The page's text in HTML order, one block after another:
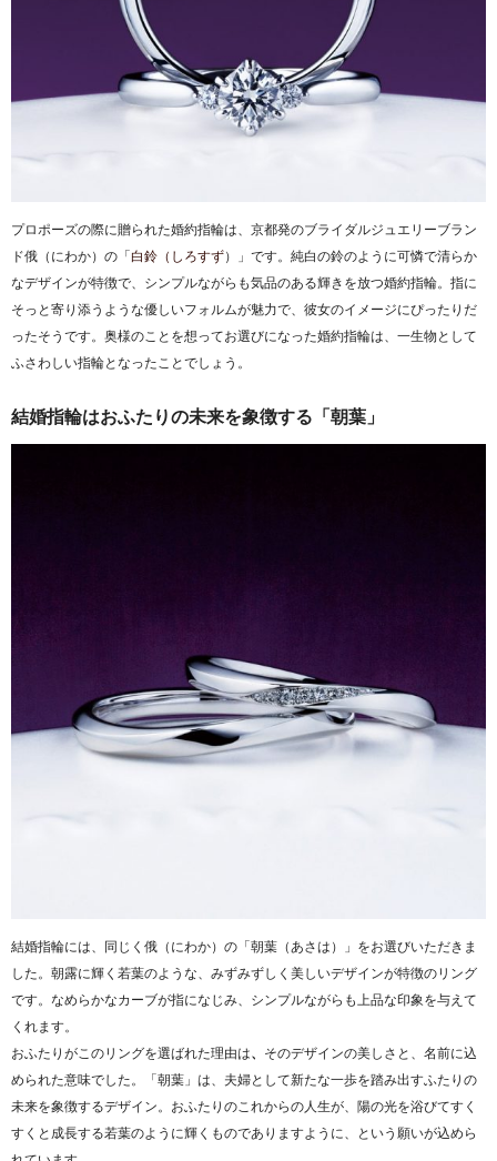
プロポーズの際に贈られた婚約指輪は、京都発のブライダルジュエリーブラン
ド俄（にわか）の「白鈴（しろすず）」です。純白の鈴のように可憐で清らか
なデザインが特徴で、シンプルながらも気品のある輝きを放つ婚約指輪。指に
そっと寄り添うような優しいフォルムが魅力で、彼女のイメージにぴったりだ
ったそうです。奥様のことを想ってお選びになった婚約指輪は、一生物として
ふさわしい指輪となったことでしょう。
結婚指輪はおふたりの未来を象徴する「朝葉」
結婚指輪には、同じく俄（にわか）の「朝葉（あさは）」をお選びいただきま
した。朝露に輝く若葉のような、みずみずしく美しいデザインが特徴のリング
です。なめらかなカーブが指になじみ、シンプルながらも上品な印象を与えて
くれます。
おふたりがこのリングを選ばれた理由は、 そのデザインの美しさと、名前に込
められた意味でした。「朝葉」は、夫婦として新たな一歩を踏み出すふたりの
未来を象徴するデザイン。おふたりのこれからの人生が、陽の光を浴びてすく
すくと成長する若葉のように輝くものでありますように、という願いが込めら